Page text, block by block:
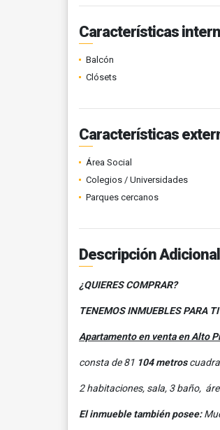
Características
Balcón
Clósets
Características
Área Social
Colegios / Universidades
Parques cercanos
Descripción Adicional
¿QUIERES COMPRAR?
TENEMOS INMUEBLES PARA
Apartamento en venta en Alto
consta de 81 104 metros
2 habitaciones, sala, 3 baño,
El inmueble también posee: